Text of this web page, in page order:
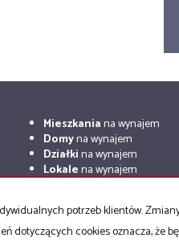
Mieszkaniana wynajem
Domyna wynajem
Działkina wynajem
Lokalena wynajem
potrzeb klientów.
dotyczących cookies oznacza, że